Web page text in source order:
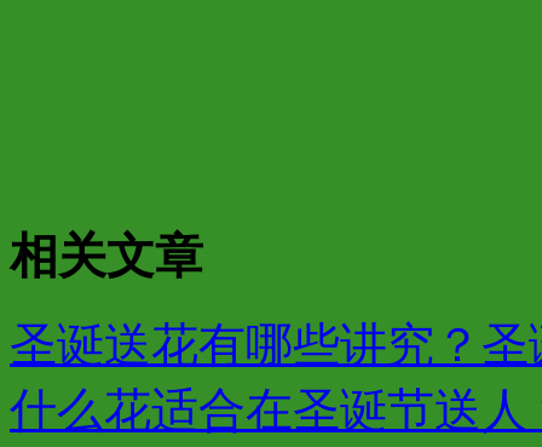
相关文章
圣诞送花有哪些讲究？
什么花适合在圣诞节送